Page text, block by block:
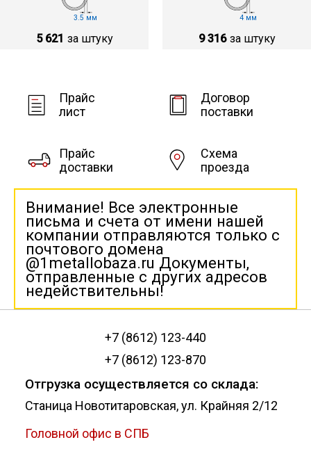
3.5 мм
5 621 за штуку
4 мм
9 316 за штуку
Прайс
лист
Договор
поставки
Прайс
доставки
Схема
проезда
Внимание! Все электронные
письма и счета от имени нашей
компании отправляются только с
почтового домена
@1metallobaza.ru Документы,
отправленные с других адресов
недействительны!
+7 (8612) 123-440
+7 (8612) 123-870
Отгрузка осуществляется со склада:
Станица Новотитаровская, ул. Крайняя 2/12
Головной офис в СПБ